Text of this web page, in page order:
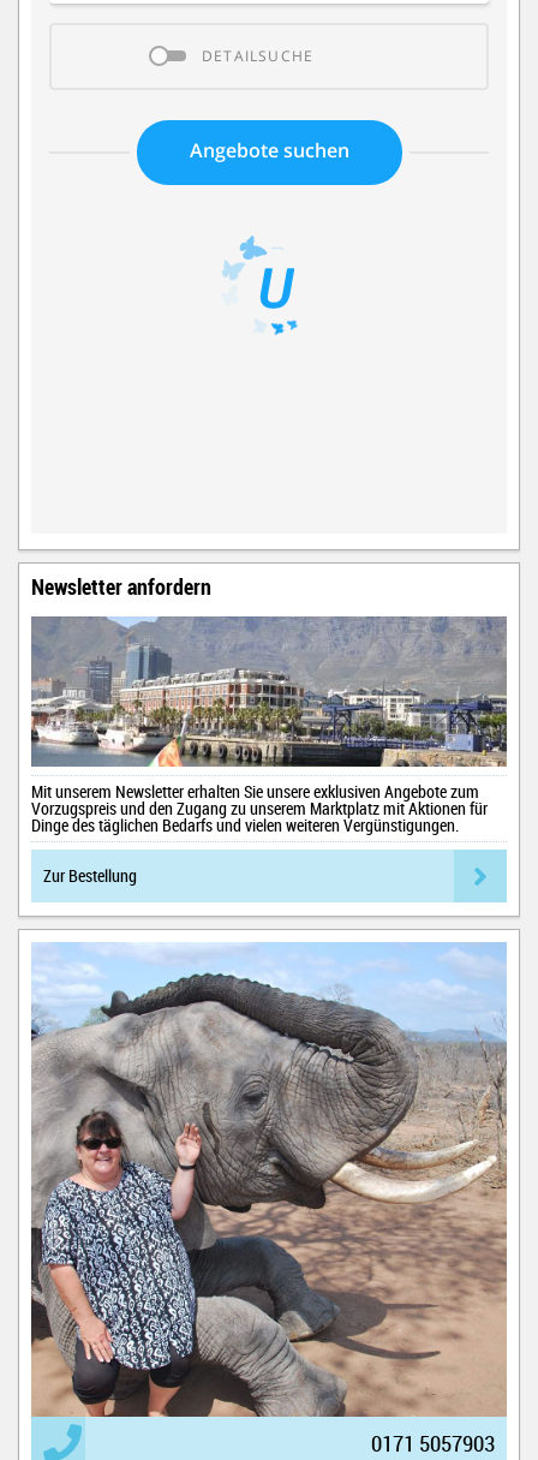
Newsletter anfordern
Mit unserem Newsletter erhalten Sie unsere exklusiven Angebote zum
Vorzugspreis und den Zugang zu unserem Marktplatz mit Aktionen für
Dinge des täglichen Bedarfs und vielen weiteren Vergünstigungen.
Zur Bestellung
0171 5057903